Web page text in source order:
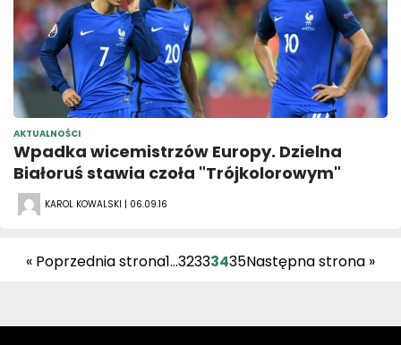
AKTUALNOŚCI
Wpadka wicemistrzów Europy. Dzielna
Białoruś stawia czoła "Trójkolorowym"
KAROL KOWALSKI | 06.09.16
« Poprzednia strona1…32333435Następna strona »